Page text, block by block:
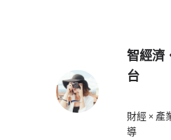
智經濟
台
財經 × 產
導